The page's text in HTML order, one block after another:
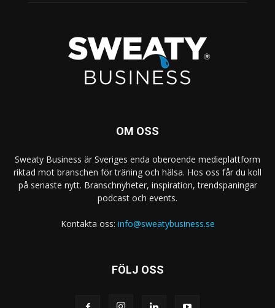
OM OSS
Sweaty Business är Sveriges enda oberoende medieplattform
riktad mot branschen för träning och hälsa. Hos oss får du koll
på senaste nytt. Branschnyheter, inspiration, trendspaningar
podcast och events.
Kontakta oss: info@sweatybusiness.se
FÖLJ OSS